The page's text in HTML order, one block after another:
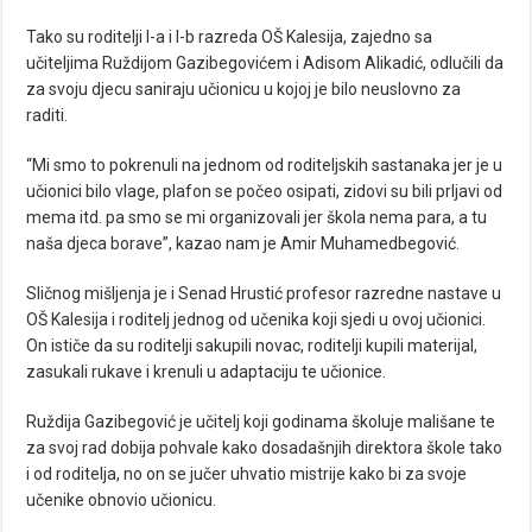
Tako su roditelji I-a i I-b razreda OŠ Kalesija, zajedno sa
učiteljima Ruždijom Gazibegovićem i Adisom Alikadić, odlučili da
za svoju djecu saniraju učionicu u kojoj je bilo neuslovno za
raditi.
“Mi smo to pokrenuli na jednom od roditeljskih sastanaka jer je u
učionici bilo vlage, plafon se počeo osipati, zidovi su bili prljavi od
mema itd. pa smo se mi organizovali jer škola nema para, a tu
naša djeca borave”, kazao nam je Amir Muhamedbegović.
Sličnog mišljenja je i Senad Hrustić profesor razredne nastave u
OŠ Kalesija i roditelj jednog od učenika koji sjedi u ovoj učionici.
On ističe da su roditelji sakupili novac, roditelji kupili materijal,
zasukali rukave i krenuli u adaptaciju te učionice.
Ruždija Gazibegović je učitelj koji godinama školuje mališane te
za svoj rad dobija pohvale kako dosadašnjih direktora škole tako
i od roditelja, no on se jučer uhvatio mistrije kako bi za svoje
učenike obnovio učionicu.